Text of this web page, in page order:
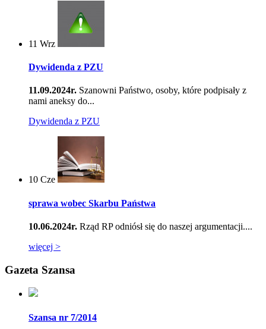
11 Wrz
Dywidenda z PZU
11.09.2024r. Szanowni Państwo, osoby, które podpisały z
nami aneksy do...
Dywidenda z PZU
10 Cze
sprawa wobec Skarbu Państwa
10.06.2024r. Rząd RP odniósł się do naszej argumentacji....
więcej >
Gazeta Szansa
Szansa nr 7/2014